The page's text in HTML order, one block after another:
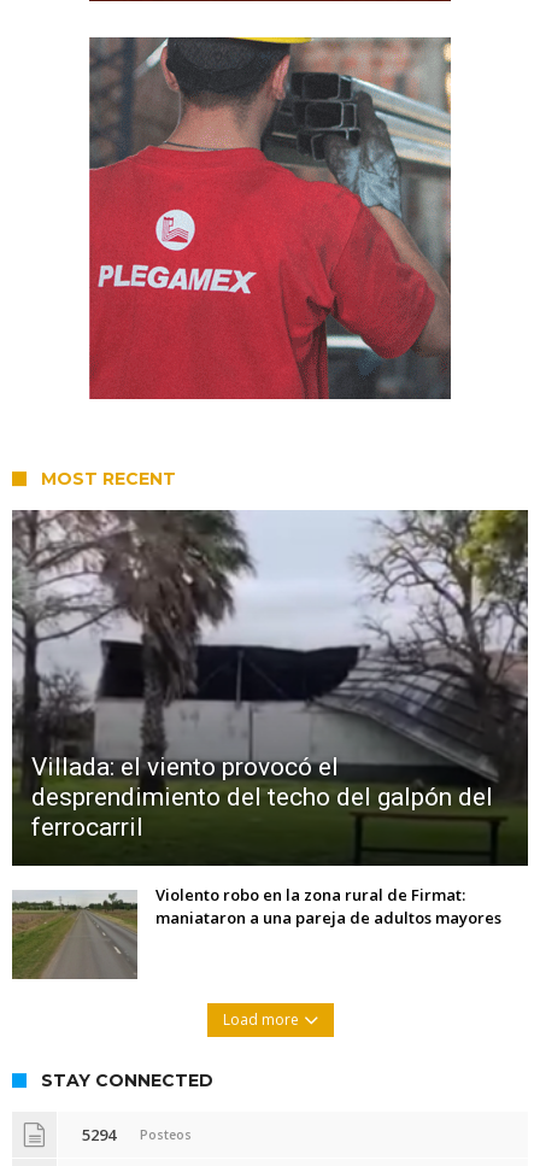
MOST RECENT
Villada: el viento provocó el
desprendimiento del techo del galpón del
ferrocarril
Violento robo en la zona rural de Firmat:
maniataron a una pareja de adultos mayores
Load more
STAY CONNECTED
5294 Posteos